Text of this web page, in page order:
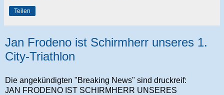
Teilen
Jan Frodeno ist Schirmherr unseres 1.
City-Triathlon
Die angekündigten "Breaking News" sind druckreif:
JAN FRODENO IST SCHIRMHERR UNSERES